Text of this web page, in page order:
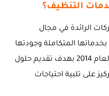
التنظيف؟
الرائدة في مجال
المتكاملة وجودتها
العالية. تأسست الشركة في العام 2014 بهدف تقديم حلول
على تلبية احتياجات